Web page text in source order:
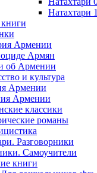
Натахтари
Армении
Армян
об Армении
и культура
Армении
Армении
классики
романы
Разговорники
Самоучители
книги